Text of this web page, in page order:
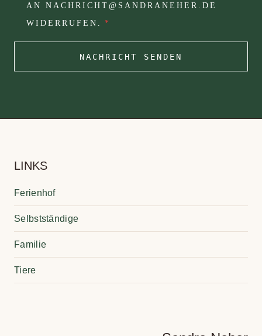
AN NACHRICHT@SANDRANEHER.DE
WIDER­RU­FEN.
*
NACHRICHT SENDEN
LINKS
Feri­en­hof
Selbst­stän­dige
Fami­lie
Tiere